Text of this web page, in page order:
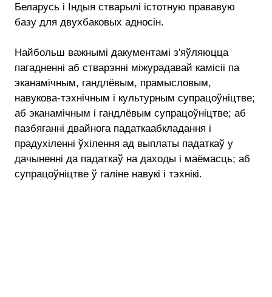
Беларусь і Індыя стварылі істотную прававую
базу для двухбаковых адносін.
Найбольш важнымі дакументамі з'яўляюцца
пагадненні аб стварэнні міжурадавай камісіі па
эканамічным, гандлёвым, прамысловым,
навукова-тэхнічным і культурным супрацоўніцтве;
аб эканамічным і гандлёвым супрацоўніцтве; аб
пазбяганні двайнога падаткаабкладання і
прадухіленні ўхілення ад выплаты падаткаў у
дачыненні да падаткаў на даходы і маёмасць; аб
супрацоўніцтве ў галіне навукі і тэхнікі.